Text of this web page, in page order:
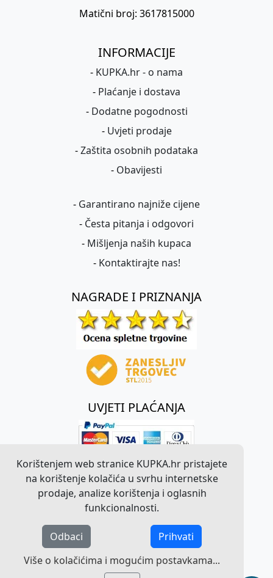
Korištenjem web stranice KUPKA.hr pristajete
na korištenje kolačića u svrhu internetske
prodaje, analize korištenja i oglasnih
funkcionalnosti.
Odbaci
Prihvati
Više o kolačićima i mogućim postavkama...
Matični broj: 3617815000
INFORMACIJE
- KUPKA.hr - o nama
- Plaćanje i dostava
- Dodatne pogodnosti
- Uvjeti prodaje
-Zaštita osobnih podataka
- Obavijesti
- Garantirano najniže cijene
- Česta pitanja i odgovori
- Mišljenja naših kupaca
- Kontaktirajte nas!
NAGRADE I PRIZNANJA
UVJETI PLAĆANJA
©2026KUPKA.hr. Sva prava pridržana.
Pravna obavijest o radu web stranice